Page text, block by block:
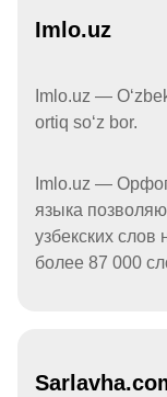
Imlo.uz
Imlo.uz —
ortiq soʻz bor.
Imlo.uz —
языка
узбекских слов
более 87 000